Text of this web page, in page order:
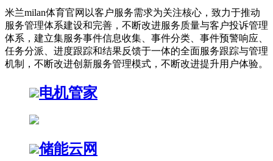
米兰milan体育官网以客户服务需求为关注核心，致力于推动
服务管理体系建设和完善，不断改进服务质量与客户投诉管理
体系，建立集服务事件信息收集、事件分类、事件预警响应、
任务分派、进度跟踪和结果反馈于一体的全面服务跟踪与管理
机制，不断改进创新服务管理模式，不断改进提升用户体验。
电机管家
储能云网